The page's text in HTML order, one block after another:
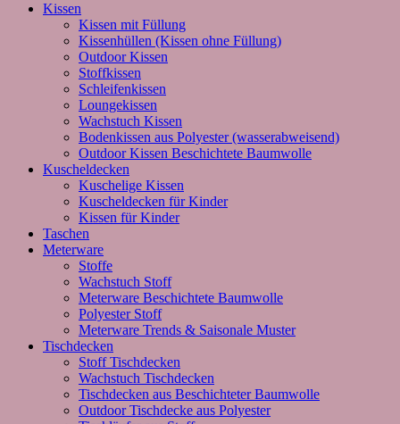
Kissen
Kissen mit Füllung
Kissenhüllen (Kissen ohne Füllung)
Outdoor Kissen
Stoffkissen
Schleifenkissen
Loungekissen
Wachstuch Kissen
Bodenkissen aus Polyester (wasserabweisend)
Outdoor Kissen Beschichtete Baumwolle
Kuscheldecken
Kuschelige Kissen
Kuscheldecken für Kinder
Kissen für Kinder
Taschen
Meterware
Stoffe
Wachstuch Stoff
Meterware Beschichtete Baumwolle
Polyester Stoff
Meterware Trends & Saisonale Muster
Tischdecken
Stoff Tischdecken
Wachstuch Tischdecken
Tischdecken aus Beschichteter Baumwolle
Outdoor Tischdecke aus Polyester